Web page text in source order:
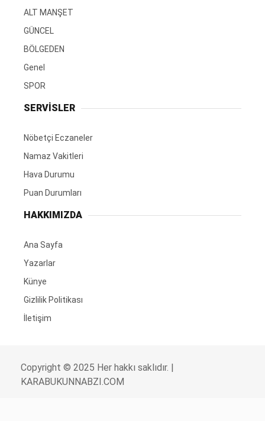
ALT MANŞET
GÜNCEL
BÖLGEDEN
Genel
SPOR
SERVİSLER
Nöbetçi Eczaneler
Namaz Vakitleri
Hava Durumu
Puan Durumları
HAKKIMIZDA
Ana Sayfa
Yazarlar
Künye
Gizlilik Politikası
İletişim
Copyright © 2025 Her hakkı saklıdır. |
KARABUKUNNABZI.COM